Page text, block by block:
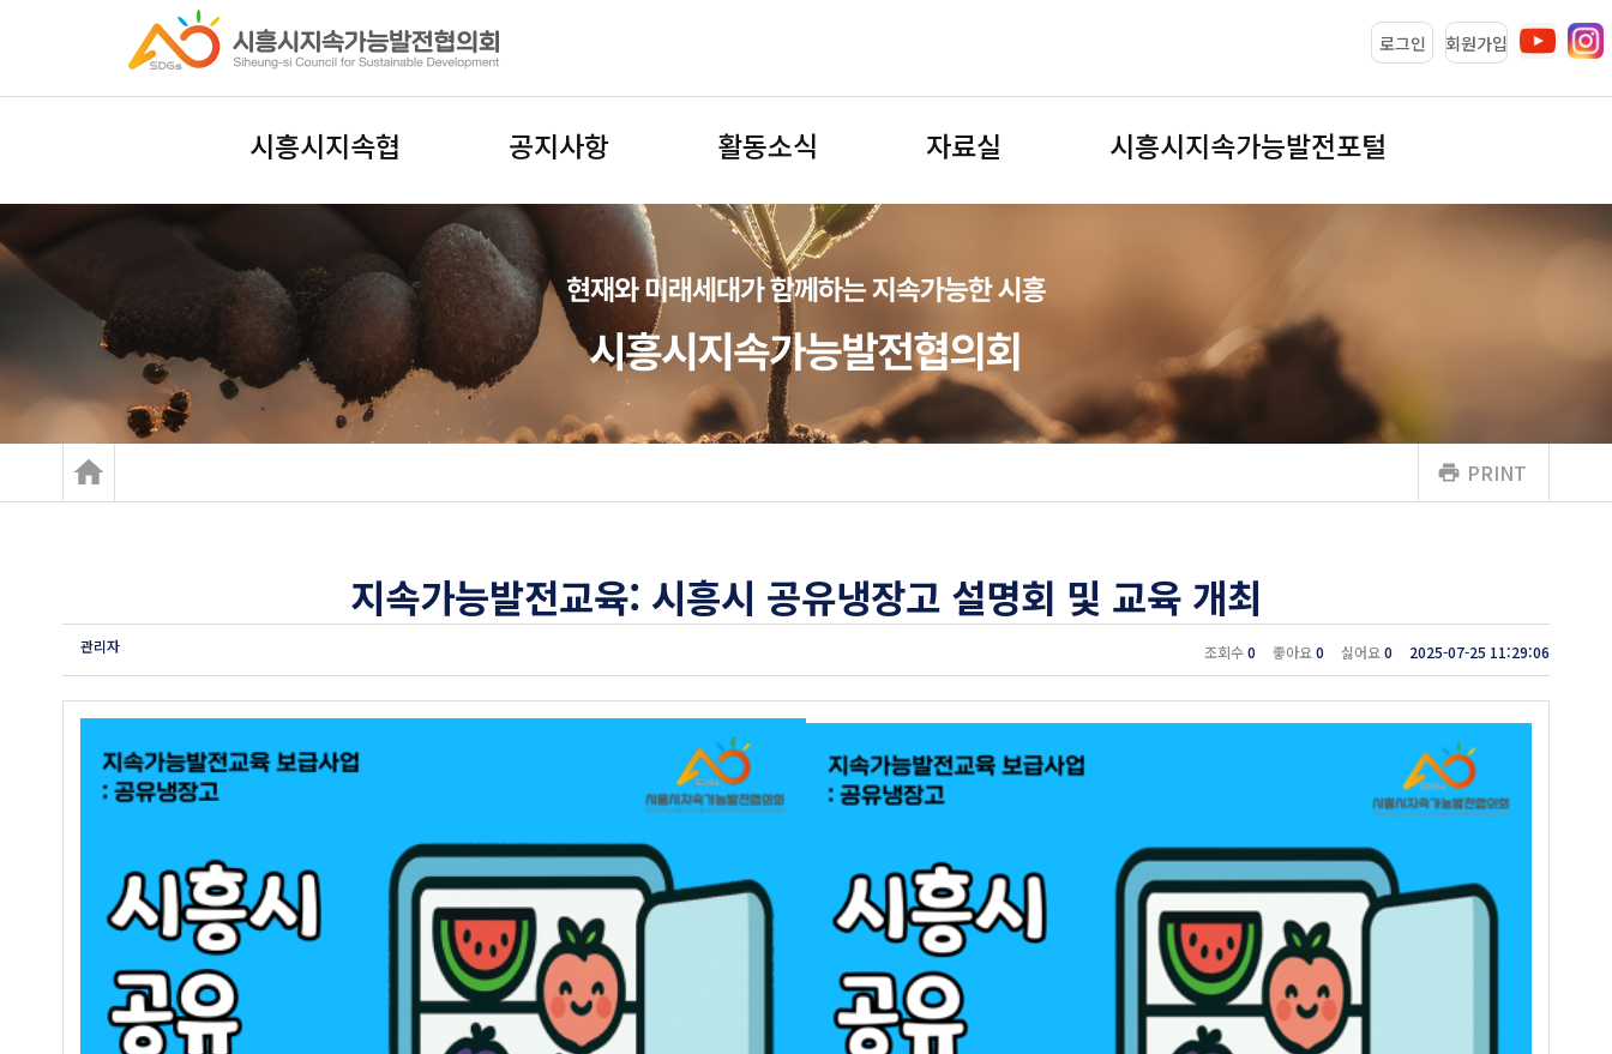
로그인 회원가입
시흥시지속협 공지사항 활동소식 자료실 시흥시지속가능발전포털
PRINT
지속가능발전교육: 시흥시 공유냉장고 설명회 및 교육 개최
관리자 0 0 0 2025-07-25 11:29:06